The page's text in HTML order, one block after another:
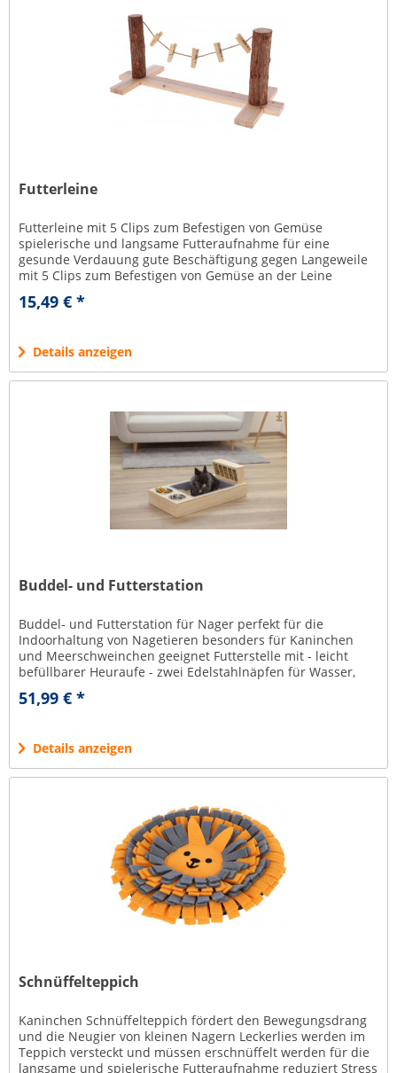
Futterleine
Futterleine mit 5 Clips zum Befestigen von Gemüse
spielerische und langsame Futteraufnahme für eine
gesunde Verdauung gute Beschäftigung gegen Langeweile
mit 5 Clips zum Befestigen von Gemüse an der Leine
Futterlöcher zum Befüllen an den...
15,49 € *
Details anzeigen
Buddel- und Futterstation
Buddel- und Futterstation für Nager perfekt für die
Indoorhaltung von Nagetieren besonders für Kaninchen
und Meerschweinchen geeignet Futterstelle mit - leicht
befüllbarer Heuraufe - zwei Edelstahlnäpfen für Wasser,
Trockenfutter oder...
51,99 € *
Details anzeigen
Schnüffelteppich
Kaninchen Schnüffelteppich fördert den Bewegungsdrang
und die Neugier von kleinen Nagern Leckerlies werden im
Teppich versteckt und müssen erschnüffelt werden für die
langsame und spielerische Futteraufnahme reduziert Stress